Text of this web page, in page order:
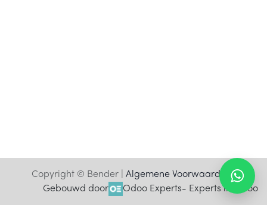
Copyright © Bender | Algemene Voorwaarden
Gebouwd door
Odoo Experts- Experts in Odoo